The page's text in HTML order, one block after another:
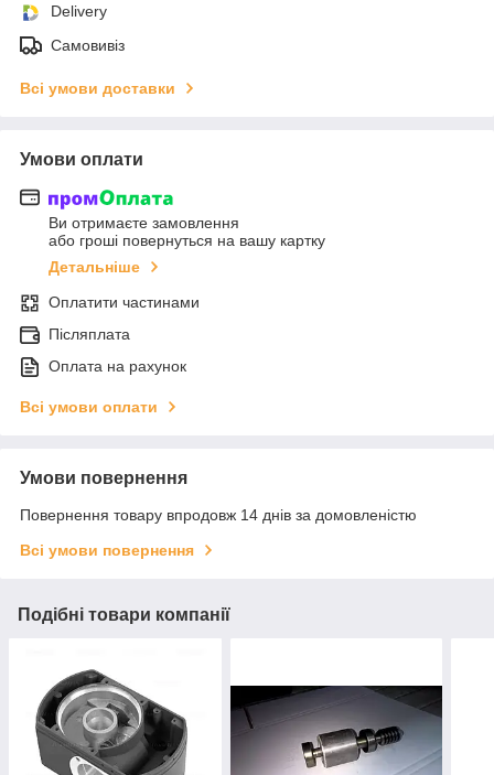
Delivery
Самовивіз
Всі умови доставки
Умови оплати
Ви отримаєте замовлення
або гроші повернуться на вашу картку
Детальніше
Оплатити частинами
Післяплата
Оплата на рахунок
Всі умови оплати
Умови повернення
Повернення товару впродовж 14 днів за домовленістю
Всі умови повернення
Подібні товари компанії